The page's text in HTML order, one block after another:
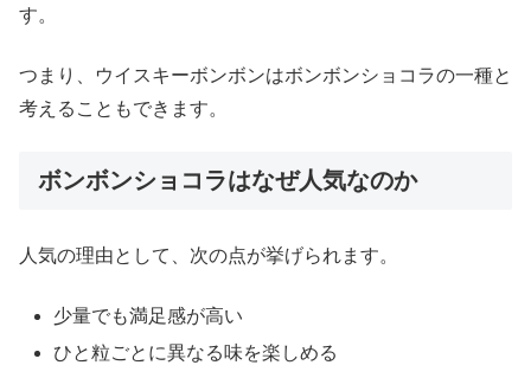
す。
つまり、ウイスキーボンボンはボンボンショコラの一種と
考えることもできます。
ボンボンショコラはなぜ人気なのか
人気の理由として、次の点が挙げられます。
少量でも満足感が高い
ひと粒ごとに異なる味を楽しめる